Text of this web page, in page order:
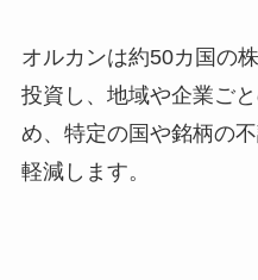
オルカンは約50カ国の
投資し、地域や企業ご
め、特定の国や銘柄の
軽減します。